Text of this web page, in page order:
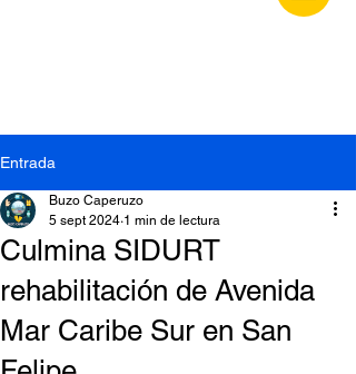
Entrada
Culmina SIDURT
rehabilitación de Avenida
Mar Caribe Sur en San
Buzo Caperuzo
5 sept 2024 1 min de lectura